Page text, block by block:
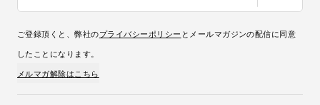
ご登録頂くと、弊社のプライバシーポリシー とメールマガジンの配信に同意
したことになります。
メルマガ解除はこちら